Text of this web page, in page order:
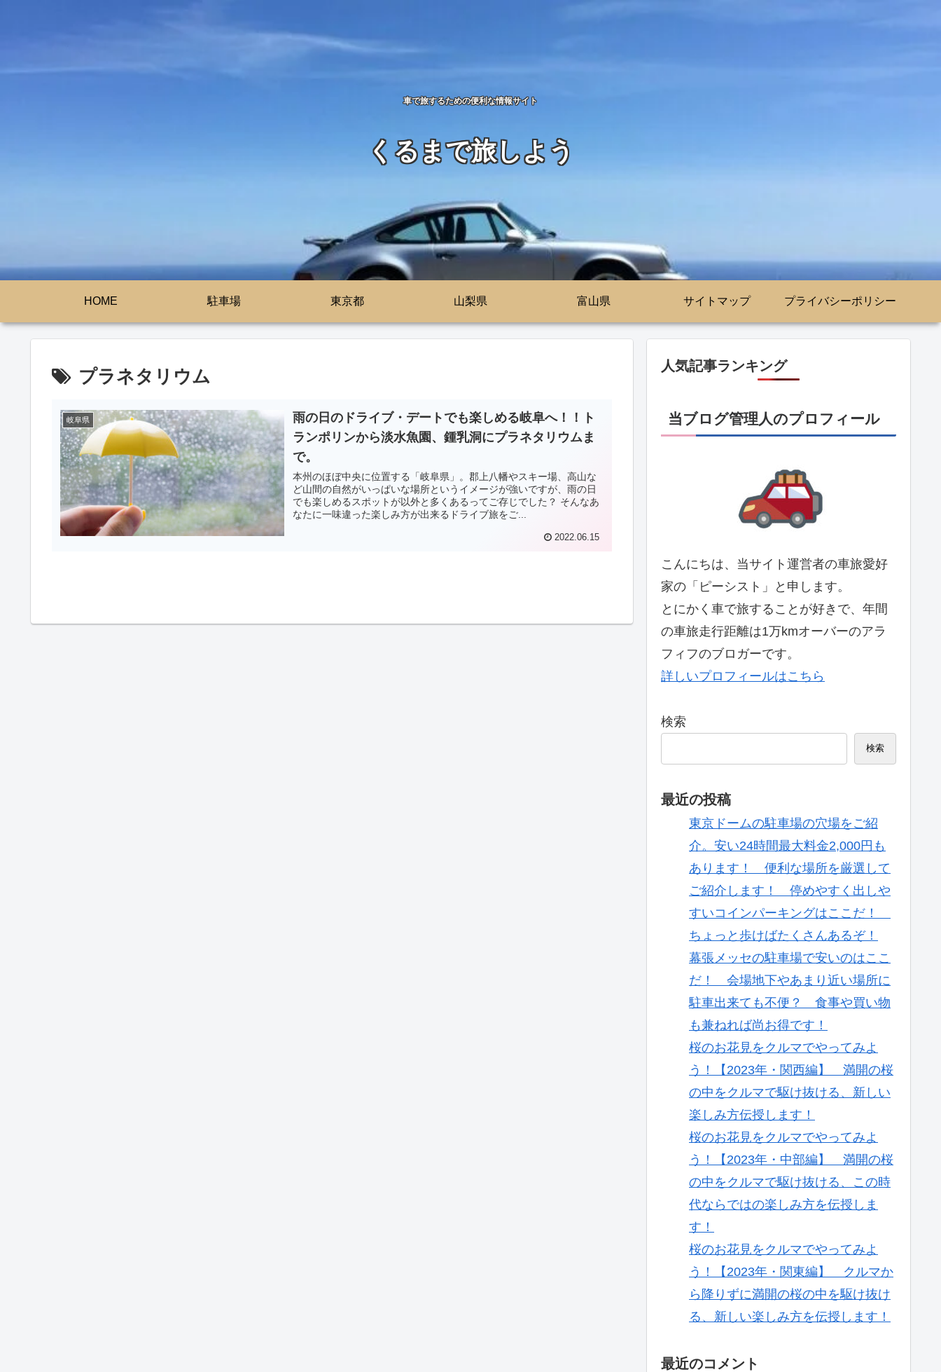
車で旅するための便利な情報サイト
くるまで旅しよう
HOME 駐車場 東京都 山梨県 富山県 サイトマップ プライバシーポリシー
プラネタリウム
岐阜県
雨の日のドライブ・デートでも楽しめる岐阜へ！！ト
ランポリンから淡水魚園、鍾乳洞にプラネタリウムま
で。
本州のほぼ中央に位置する「岐阜県」。郡上八幡やスキー場、高山な
ど山間の自然がいっぱいな場所というイメージが強いですが、雨の日
でも楽しめるスポットが以外と多くあるってご存じでした？ そんなあ
なたに一味違った楽しみ方が出来るドライブ旅をご...
2022.06.15
人気記事ランキング
当ブログ管理人のプロフィール
こんにちは、当サイト運営者の車旅愛好
家の「ピーシスト」と申します。
とにかく車で旅することが好きで、年間
の車旅走行距離は1万kmオーバーのアラ
フィフのブロガーです。
詳しいプロフィールはこちら
検索
検索
最近の投稿
東京ドームの駐車場の穴場をご紹
介。安い24時間最大料金2,000円も
あります！ 便利な場所を厳選して
ご紹介します！ 停めやすく出しや
すいコインパーキングはここだ！
ちょっと歩けばたくさんあるぞ！
幕張メッセの駐車場で安いのはここ
だ！ 会場地下やあまり近い場所に
駐車出来ても不便？ 食事や買い物
も兼ねれば尚お得です！
桜のお花見をクルマでやってみよ
う！【2023年・関西編】 満開の桜
の中をクルマで駆け抜ける、新しい
楽しみ方伝授します！
桜のお花見をクルマでやってみよ
う！【2023年・中部編】 満開の桜
の中をクルマで駆け抜ける、この時
代ならではの楽しみ方を伝授しま
す！
桜のお花見をクルマでやってみよ
う！【2023年・関東編】 クルマか
ら降りずに満開の桜の中を駆け抜け
る、新しい楽しみ方を伝授します！
最近のコメント